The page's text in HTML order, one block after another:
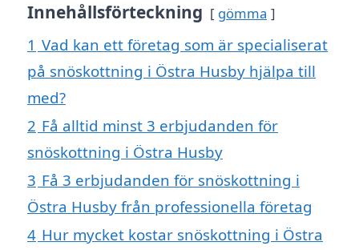
Innehållsförteckning gömma
1 Vad kan ett företag som är specialiserat
på snöskottning i Östra Husby hjälpa till
med?
2 Få alltid minst 3 erbjudanden för
snöskottning i Östra Husby
3 Få 3 erbjudanden för snöskottning i
Östra Husby från professionella företag
4 Hur mycket kostar snöskottning i Östra